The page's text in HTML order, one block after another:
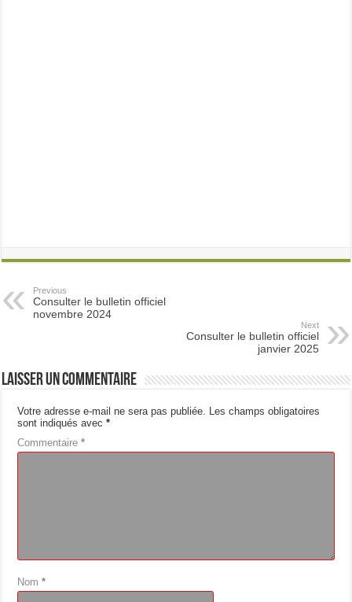
Previous
Consulter le bulletin officiel
novembre 2024
Next
Consulter le bulletin officiel
janvier 2025
Laisser un commentaire
Votre adresse e-mail ne sera pas publiée. Les champs obligatoires
sont indiqués avec*
Commentaire*
Nom*